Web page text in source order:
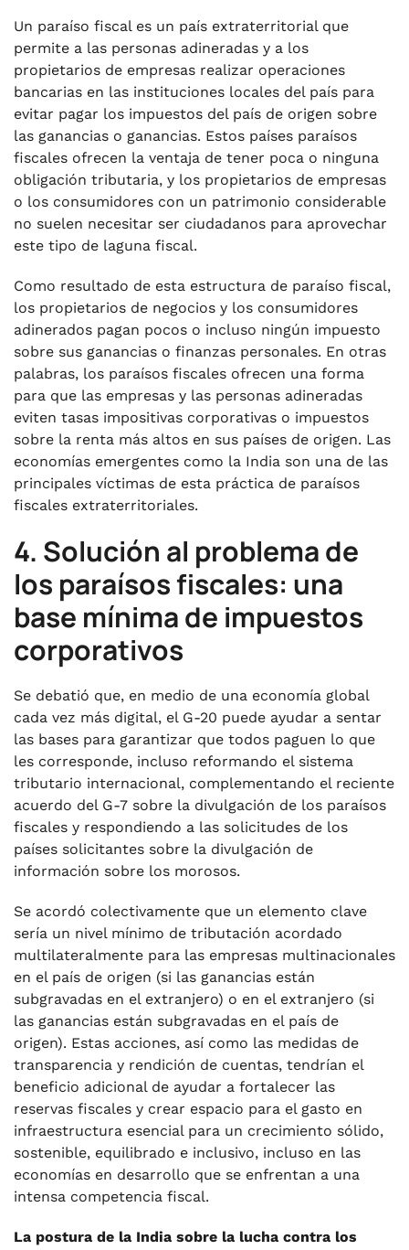
Un paraíso fiscal es un país extraterritorial que
permite a las personas adineradas y a los
propietarios de empresas realizar operaciones
bancarias en las instituciones locales del país para
evitar pagar los impuestos del país de origen sobre
las ganancias o ganancias. Estos países paraísos
fiscales ofrecen la ventaja de tener poca o ninguna
obligación tributaria, y los propietarios de empresas
o los consumidores con un patrimonio considerable
no suelen necesitar ser ciudadanos para aprovechar
este tipo de laguna fiscal.
Como resultado de esta estructura de paraíso fiscal,
los propietarios de negocios y los consumidores
adinerados pagan pocos o incluso ningún impuesto
sobre sus ganancias o finanzas personales. En otras
palabras, los paraísos fiscales ofrecen una forma
para que las empresas y las personas adineradas
eviten tasas impositivas corporativas o impuestos
sobre la renta más altos en sus países de origen. Las
economías emergentes como la India son una de las
principales víctimas de esta práctica de paraísos
fiscales extraterritoriales.
4. Solución al problema de
los paraísos fiscales: una
base mínima de impuestos
corporativos
Se debatió que, en medio de una economía global
cada vez más digital, el G-20 puede ayudar a sentar
las bases para garantizar que todos paguen lo que
les corresponde, incluso reformando el sistema
tributario internacional, complementando el reciente
acuerdo del G-7 sobre la divulgación de los paraísos
fiscales y respondiendo a las solicitudes de los
países solicitantes sobre la divulgación de
información sobre los morosos.
Se acordó colectivamente que un elemento clave
sería un nivel mínimo de tributación acordado
multilateralmente para las empresas multinacionales
en el país de origen (si las ganancias están
subgravadas en el extranjero) o en el extranjero (si
las ganancias están subgravadas en el país de
origen). Estas acciones, así como las medidas de
transparencia y rendición de cuentas, tendrían el
beneficio adicional de ayudar a fortalecer las
reservas fiscales y crear espacio para el gasto en
infraestructura esencial para un crecimiento sólido,
sostenible, equilibrado e inclusivo, incluso en las
economías en desarrollo que se enfrentan a una
intensa competencia fiscal.
La postura de la India sobre la lucha contra los